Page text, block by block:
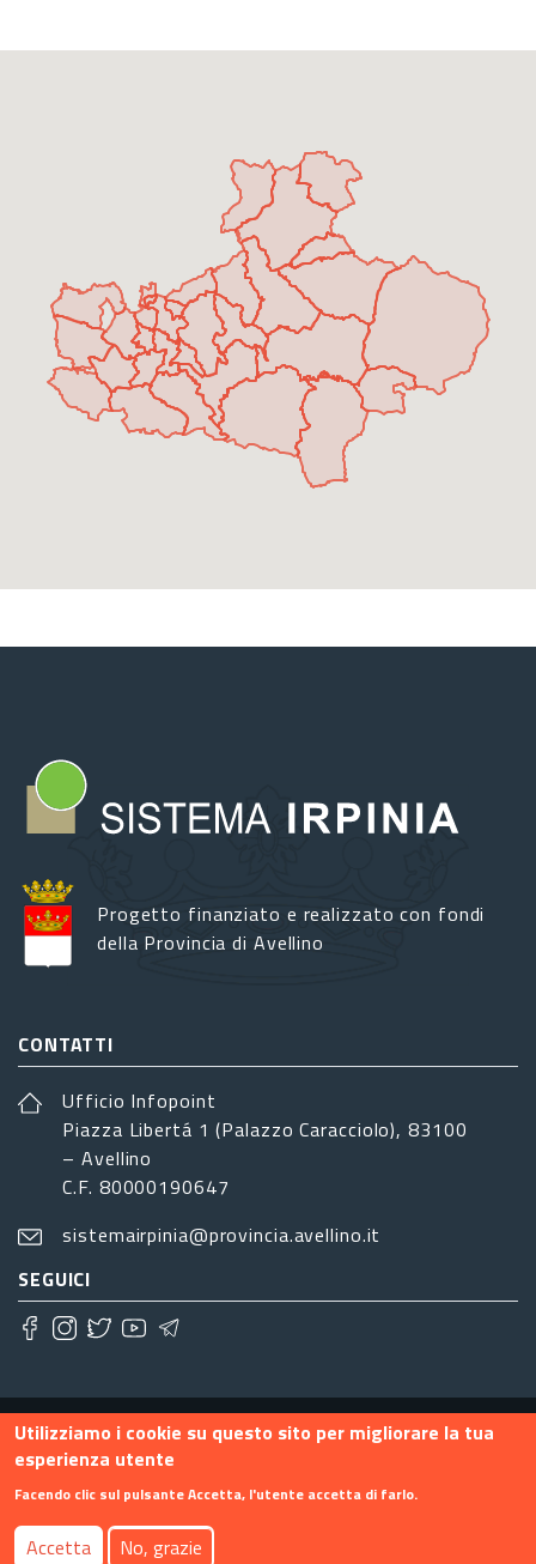
Progetto finanziato e realizzato con fondi
della Provincia di Avellino
CONTATTI
Ufficio Infopoint
Piazza Libertá 1 (Palazzo Caracciolo), 83100
– Avellino
C.F. 80000190647
sistemairpinia@provincia.avellino.it
SEGUICI
Footer menu
Contatti Info Privacy
Utilizziamo i cookie su questo sito per migliorare la tua
esperienza utente
Facendo clic sul pulsante Accetta, l'utente accetta di farlo.
Accetta No, grazie